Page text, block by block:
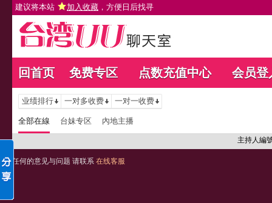
建议将本站 加入收藏 ，方便日后找寻
回首页 免费专区 点数充值中心 会员登
业绩排行 一对多收费 一对一收费
全部在線 台妹专区 內地主播
主持人編
任何的意见与问题 请联系 在线客服